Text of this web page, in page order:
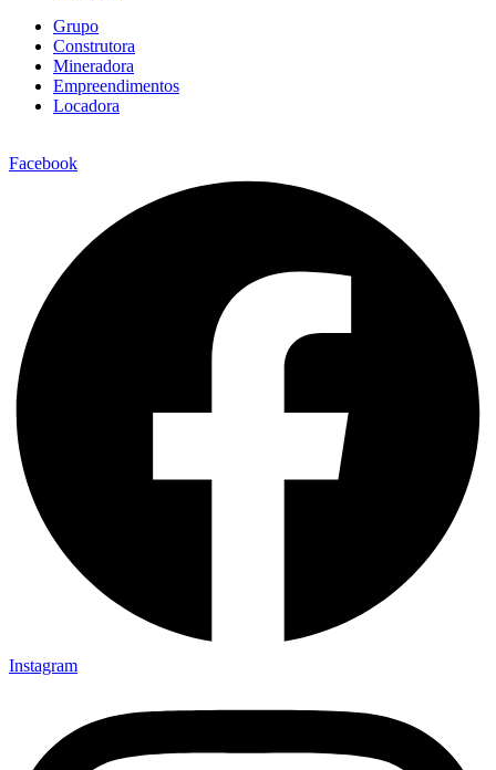
Grupo
Construtora
Mineradora
Empreendimentos
Locadora
Facebook
Instagram